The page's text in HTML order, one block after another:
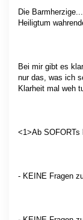
Die
Heiligtum
Bei mir gibt es
nur das, was ich
Klarheit mal weh
<1>Ab SOFORTs
- KEINE Fragen